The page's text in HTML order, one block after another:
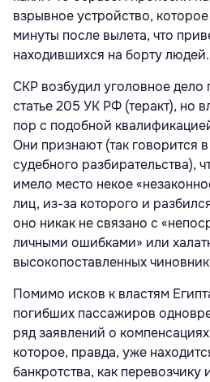
взрывное устройство,
минуты после вылета, что
находившихся на борту людей.
СКР возбудил уголовное дело
статье 205 УК РФ (теракт), но
пор с подобной
Они признают (так говорится
судебного разбирательства),
имело место некое
лиц, из-за которого и
оно никак не связано с
личными ошибками» или
высокопоставленных
Помимо исков к властям
погибших пассажиров
ряд заявлений о
которое, правда, уже
банкротства, как перевозчику